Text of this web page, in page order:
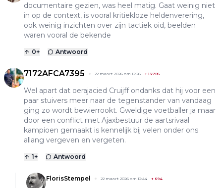
documentaire gezien, was heel matig. Gaat weinig niet
in op de context, is vooral kritiekloze heldenverering,
ook weinig inzichten over zijn tactiek oid, beelden
waren vooral de bekende
0+ Antwoord
7172AFCA7395 22 maart 2026 om 12:26 +13785
Wel apart dat oerajacied Cruijff ondanks dat hij voor een
paar stuivers meer naar de tegenstander van vandaag
ging zo wordt bewierrookt. Gweldige voetballer ja maar
door een conflict met Ajaxbestuur de aartsrivaal
kampioen gemaakt is kennelijk bij velen onder ons
allang vergeven en vergeten.
1+ Antwoord
FlorisStempel 22 maart 2026 om 12:44 + 694